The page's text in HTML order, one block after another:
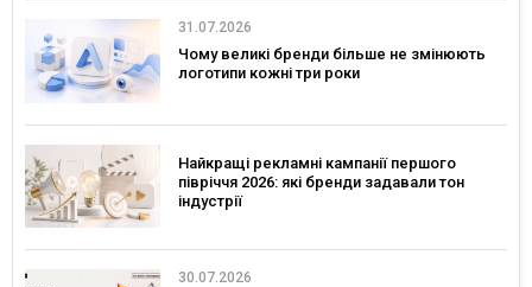
31.07.2026
Чому великі бренди більше не змінюють
логотипи кожні три роки
Найкращі рекламні кампанії першого
півріччя 2026: які бренди задавали тон
індустрії
30.07.2026